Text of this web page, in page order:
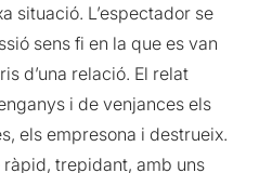
situació. L’espectador se
sens fi en la que es van
d’una relació. El relat
i de venjances els
els empresona i destrueix.
trepidant, amb uns